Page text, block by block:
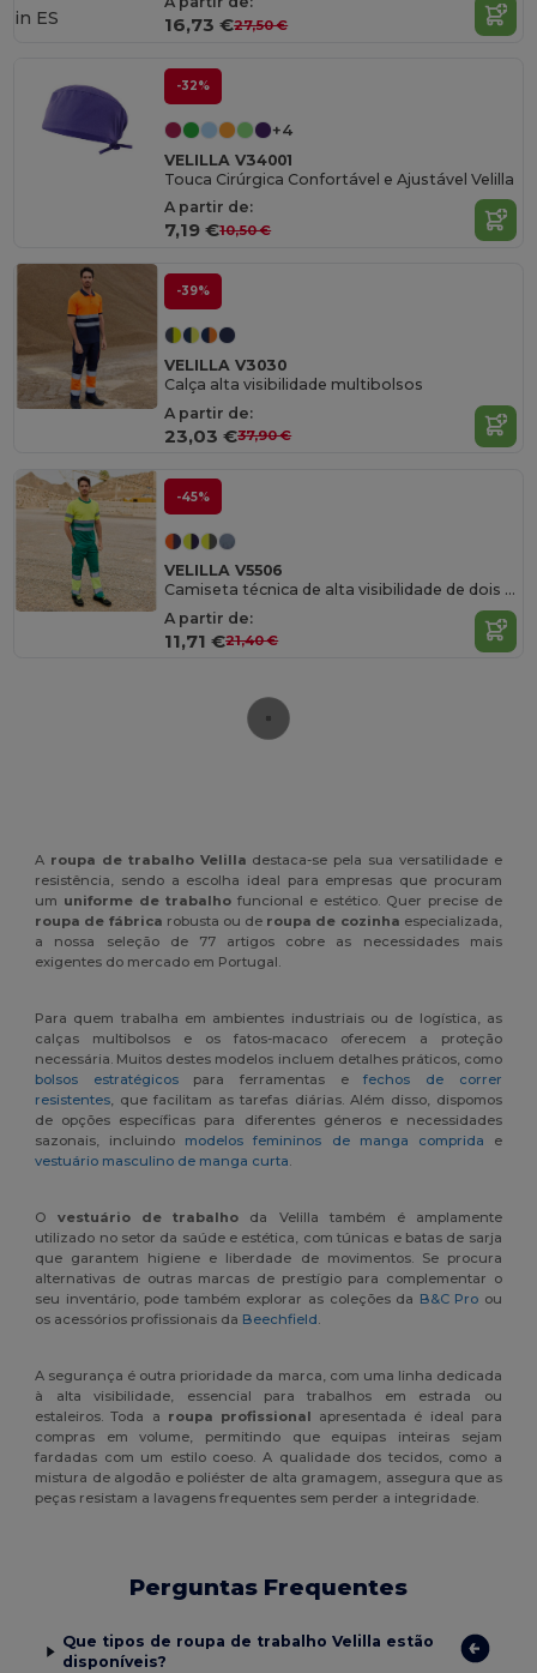
16,73 €27,50 €
in ES
-32%
+4
VELILLA V34001
Touca Cirúrgica Confortável e Ajustável Velilla
A partir de:
7,19 €10,50 €
-39%
VELILLA V3030
Calça alta visibilidade multibolsos
A partir de:
23,03 €37,90 €
-45%
VELILLA V5506
Camiseta técnica de alta visibilidade de dois tons
A partir de:
11,71 €21,40 €
A roupa de trabalho Velilla destaca-se pela sua versatilidade e
resistência, sendo a escolha ideal para empresas que procuram
um uniforme de trabalho funcional e estético. Quer precise de
roupa de fábrica robusta ou de roupa de cozinha especializada,
a nossa seleção de 77 artigos cobre as necessidades mais
exigentes do mercado em Portugal.
Para quem trabalha em ambientes industriais ou de logística, as
calças multibolsos e os fatos-macaco oferecem a proteção
necessária. Muitos destes modelos incluem detalhes práticos, como
bolsos estratégicospara ferramentas efechos de correr
resistentes, que facilitam as tarefas diárias. Além disso, dispomos
de opções específicas para diferentes géneros e necessidades
sazonais, incluindo modelos femininos de manga comprida e
vestuário masculino de manga curta.
Ovestuário de trabalho da Velilla também é amplamente
utilizado no setor da saúde e estética, com túnicas e batas de sarja
que garantem higiene e liberdade de movimentos. Se procura
alternativas de outras marcas de prestígio para complementar o
seu inventário, pode também explorar as coleções da B&C Pro ou
os acessórios profissionais da Beechfield.
A segurança é outra prioridade da marca, com uma linha dedicada
à alta visibilidade, essencial para trabalhos em estrada ou
estaleiros. Toda a roupa profissional apresentada é ideal para
compras em volume, permitindo que equipas inteiras sejam
fardadas com um estilo coeso. A qualidade dos tecidos, como a
mistura de algodão e poliéster de alta gramagem, assegura que as
peças resistam a lavagens frequentes sem perder a integridade.
Perguntas Frequentes
Que tipos de roupa de trabalho Velilla estão
disponíveis?